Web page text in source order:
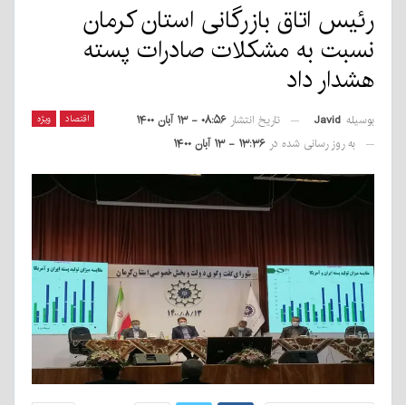
رئیس اتاق بازرگانی استان کرمان
نسبت به مشکلات صادرات پسته
هشدار داد
اقتصاد ویژه بوسیله Javid تاریخ انتشار ۰۸:۵۶ - ۱۳ آبان ۱۴۰۰
به روز رسانی شده در ۱۳:۳۶ - ۱۳ آبان ۱۴۰۰